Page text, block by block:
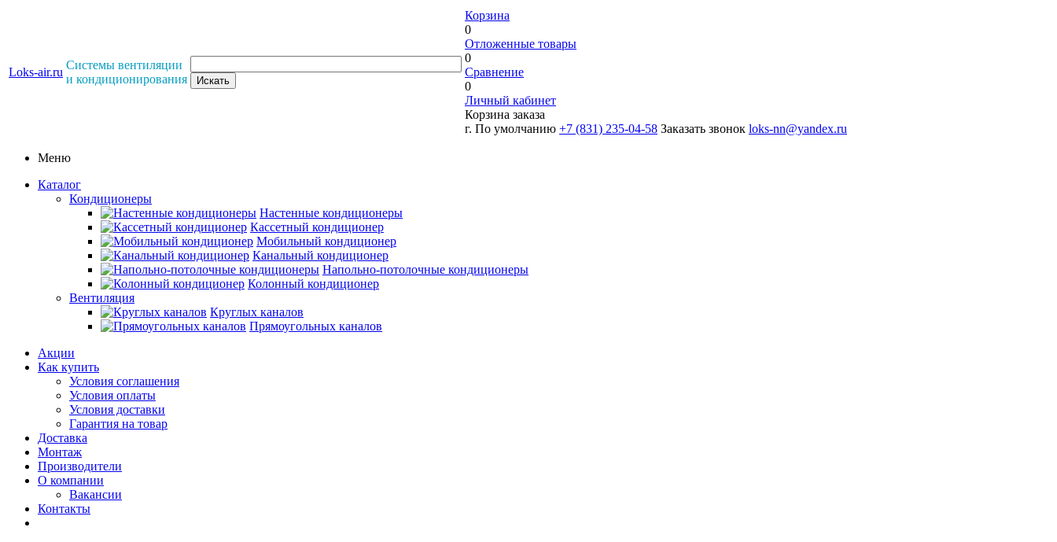
Loks-air.ru
Системы вентиляции
и кондиционирования
Корзина
0
Отложенные товары
0
Сравнение
0
Личный кабинет
Корзина заказа
г. По умолчанию +7 (831) 235-04-58 Заказать звонок loks-nn@yandex.ru
Меню
Каталог
Кондиционеры
Настенные кондиционеры
Кассетный кондиционер
Мобильный кондиционер
Канальный кондиционер
Напольно-потолочные кондиционеры
Колонный кондиционер
Вентиляция
Круглых каналов
Прямоугольных каналов
Акции
Как купить
Условия соглашения
Условия оплаты
Условия доставки
Гарантия на товар
Доставка
Монтаж
Производители
О компании
Вакансии
Контакты